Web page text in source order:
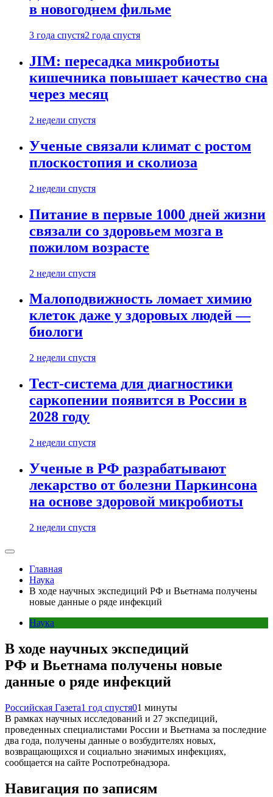
в новогоднем фильме
3 года спустя2 года спустя
JIM: пересадка микробиоты
кишечника повышает качество сна
через месяц
2 недели спустя
Ученые связали климат с ростом
плоскостопия и сколиоза
2 недели спустя
Питание в первые 1000 дней жизни
связали со здоровьем мозга в
пожилом возрасте
2 недели спустя
Малоподвижность ломает химию
клеток даже у здоровых людей —
биологи
2 недели спустя
Тест-система для диагностики
саркопении появится в России в
2028 году
2 недели спустя
Ученые в РФ разрабатывают
лекарство от болезни Паркинсона
на основе здоровой микробиоты
2 недели спустя
Главная
Наука
В ходе научных экспедиций РФ и Вьетнама получены
новые данные о ряде инфекций
Наука
В ходе научных экспедиций
РФ и Вьетнама получены новые
данные о ряде инфекций
Российская Газета1 год спустя01 минуты
В рамках научных исследований и 27 экспедиций,
проведенных специалистами России и Вьетнама за последние
два года, получены данные о возбудителях новых,
возвращающихся и социально значимых инфекциях,
сообщается на сайте Роспотребнадзора.
Навигация по записям